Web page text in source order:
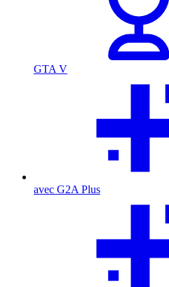
GTA V
avec G2A Plus